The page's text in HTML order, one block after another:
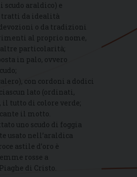
araldico) e
da idealità
o da tradizioni
al proprio nome,
altre particolarità;
in palo, ovvero
con cordoni a dodici
lato (ordinati,
il tutto di colore verde;
il motto.
uno scudo di foggia
usato nell’araldica
astile d’oro è
rosse a
di Cristo.